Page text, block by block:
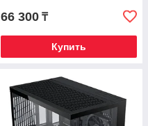
66 300 ₸
Купить